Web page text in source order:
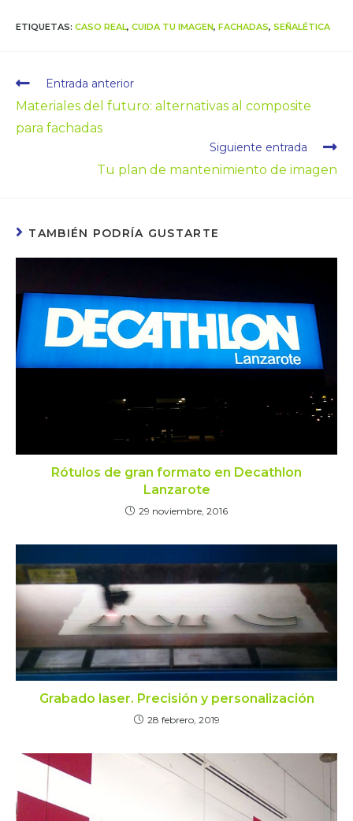
ETIQUETAS: CASO REAL, CUIDA TU IMAGEN, FACHADAS, SEÑALÉTICA
Entrada anterior
Materiales del futuro: alternativas al composite
para fachadas
Siguiente entrada
Tu plan de mantenimiento de imagen
TAMBIÉN PODRÍA GUSTARTE
Rótulos de gran formato en Decathlon
Lanzarote
29 noviembre, 2016
Grabado laser. Precisión y personalización
28 febrero, 2019